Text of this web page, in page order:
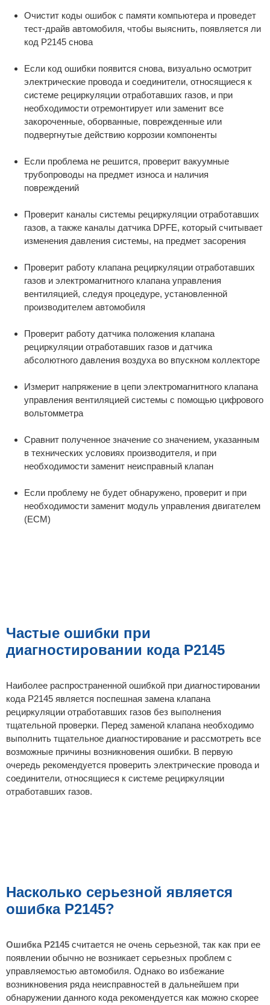
Очистит коды ошибок с памяти компьютера и проведет
тест-драйв автомобиля, чтобы выяснить, появляется ли
код P2145 снова
Если код ошибки появится снова, визуально осмотрит
электрические провода и соединители, относящиеся к
системе рециркуляции отработавших газов, и при
необходимости отремонтирует или заменит все
закороченные, оборванные, поврежденные или
подвергнутые действию коррозии компоненты
Если проблема не решится, проверит вакуумные
трубопроводы на предмет износа и наличия
повреждений
Проверит каналы системы рециркуляции отработавших
газов, а также каналы датчика DPFE, который считывает
изменения давления системы, на предмет засорения
Проверит работу клапана рециркуляции отработавших
газов и электромагнитного клапана управления
вентиляцией, следуя процедуре, установленной
производителем автомобиля
Проверит работу датчика положения клапана
рециркуляции отработавших газов и датчика
абсолютного давления воздуха во впускном коллекторе
Измерит напряжение в цепи электромагнитного клапана
управления вентиляцией системы с помощью цифрового
вольтомметра
Сравнит полученное значение со значением, указанным
в технических условиях производителя, и при
необходимости заменит неисправный клапан
Если проблему не будет обнаружено, проверит и при
необходимости заменит модуль управления двигателем
(ECM)
Частые ошибки при
диагностировании кода P2145
Наиболее распространенной ошибкой при диагностировании
кода P2145 является поспешная замена клапана
рециркуляции отработавших газов без выполнения
тщательной проверки. Перед заменой клапана необходимо
выполнить тщательное диагностирование и рассмотреть все
возможные причины возникновения ошибки. В первую
очередь рекомендуется проверить электрические провода и
соединители, относящиеся к системе рециркуляции
отработавших газов.
Насколько серьезной является
ошибка P2145?
Ошибка P2145 считается не очень серьезной, так как при ее
появлении обычно не возникает серьезных проблем с
управляемостью автомобиля. Однако во избежание
возникновения ряда неисправностей в дальнейшем при
обнаружении данного кода рекомендуется как можно скорее